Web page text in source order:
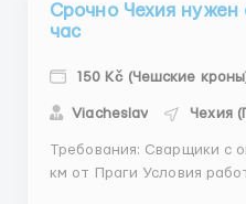
Срочно Чехия нужен
час
150 Kč (Чешские
Viacheslav Чехия
Требования: Сварщики с опытом Где работать? 30
км от Праги Условия работы: Оплата 150 крон в час